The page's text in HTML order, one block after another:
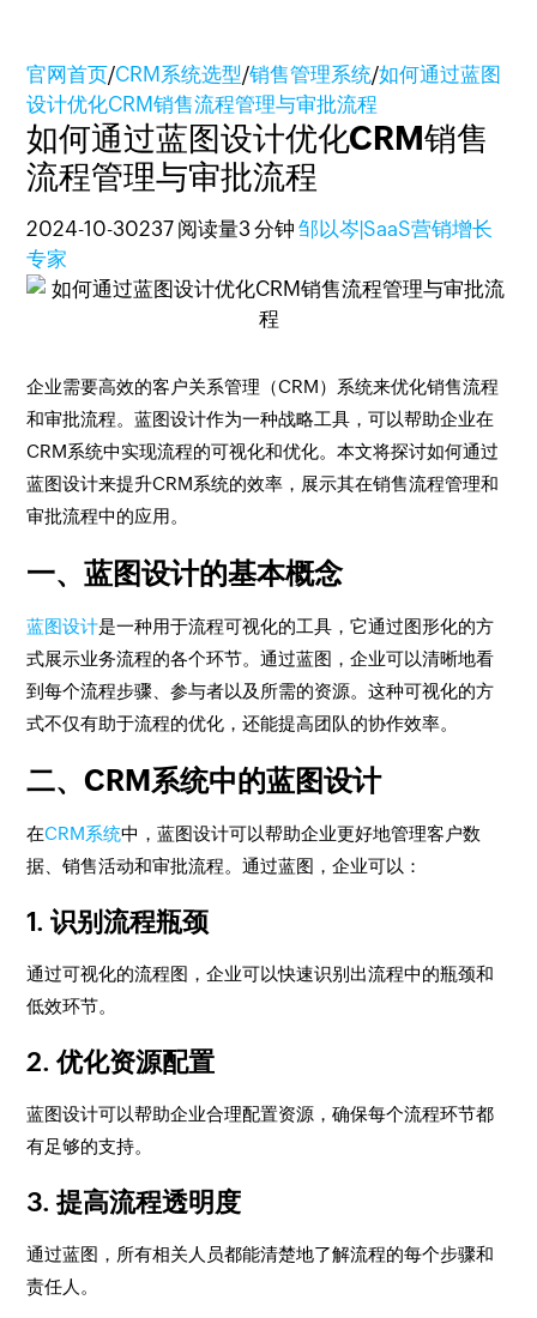
官网首页/CRM系统选型/销售管理系统/如何通过蓝图
设计优化CRM销售流程管理与审批流程
如何通过蓝图设计优化CRM销售
流程管理与审批流程
2024-10-30237 阅读量3 分钟 邹以岑|SaaS营销增长
专家
企业需要高效的客户关系管理（CRM）系统来优化销售流程
和审批流程。蓝图设计作为一种战略工具，可以帮助企业在
CRM系统中实现流程的可视化和优化。本文将探讨如何通过
蓝图设计来提升CRM系统的效率，展示其在销售流程管理和
审批流程中的应用。
一、蓝图设计的基本概念
蓝图设计是一种用于流程可视化的工具，它通过图形化的方
式展示业务流程的各个环节。通过蓝图，企业可以清晰地看
到每个流程步骤、参与者以及所需的资源。这种可视化的方
式不仅有助于流程的优化，还能提高团队的协作效率。
二、CRM系统中的蓝图设计
在CRM系统中，蓝图设计可以帮助企业更好地管理客户数
据、销售活动和审批流程。通过蓝图，企业可以：
1. 识别流程瓶颈
通过可视化的流程图，企业可以快速识别出流程中的瓶颈和
低效环节。
2. 优化资源配置
蓝图设计可以帮助企业合理配置资源，确保每个流程环节都
有足够的支持。
3. 提高流程透明度
通过蓝图，所有相关人员都能清楚地了解流程的每个步骤和
责任人。